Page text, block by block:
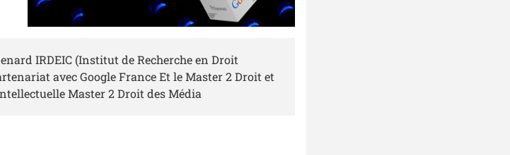
IRDEIC (Institut de Recherche en Droit
avec Google France Et le Master 2 Droit et
Master 2 Droit des Média